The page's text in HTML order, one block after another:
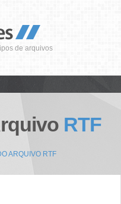
de arquivos
RTF
ARQUIVO RTF